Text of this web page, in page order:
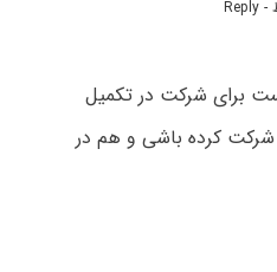
- Reply
برای شرکت در تکمیل
شرکت کرده باشی و هم در